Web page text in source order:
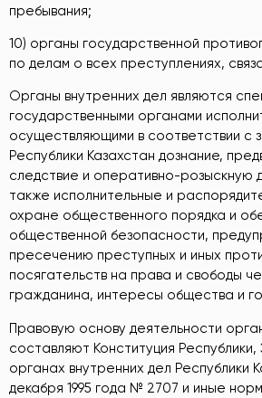
пребывания;
10) органы государственной
по делам о всех преступлениях,
Органы внутренних дел являются
государственными органами
осуществляющими в соответствии с
Республики Казахстан дознание,
следствие и оперативно-розыскную
также исполнительные и
охране общественного порядка и
общественной безопасности,
пресечению преступных и иных
посягательств на права и свободы
гражданина, интересы общества и
Правовую основу деятельности
составляют Конституция
органах внутренних дел Республики
декабря 1995 года № 2707 и иные